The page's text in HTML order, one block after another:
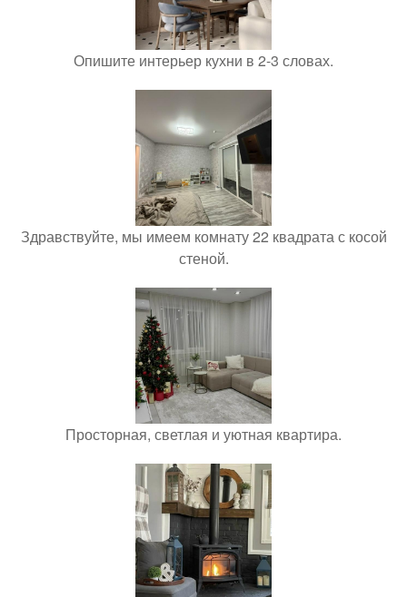
Опишите интерьер кухни в 2-3 словах.
Здравствуйте, мы имеем комнату 22 квадрата с косой
стеной.
Просторная, светлая и уютная квартира.